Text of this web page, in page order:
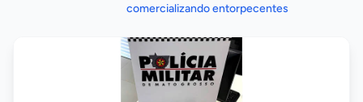
comercializando entorpecentes